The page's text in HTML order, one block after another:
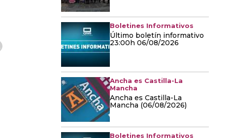
Boletines Informativos
Último boletín informativo
23:00h 06/08/2026
Ancha es Castilla-La
Mancha
Ancha es Castilla-La
Mancha (06/08/2026)
Boletines Informativos